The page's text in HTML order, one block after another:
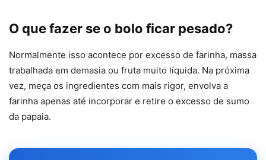
O que fazer se o bolo ficar pesado?
Normalmente isso acontece por excesso de farinha, massa
trabalhada em demasia ou fruta muito líquida. Na próxima
vez, meça os ingredientes com mais rigor, envolva a
farinha apenas até incorporar e retire o excesso de sumo
da papaia.